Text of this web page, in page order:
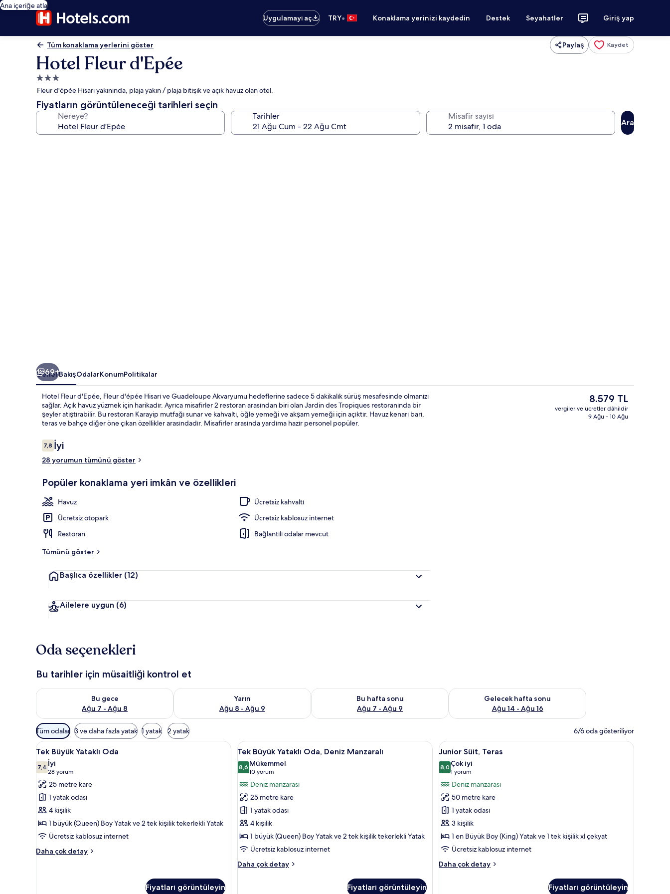
Ana içeriğe atla
Uygulamayı aç
TRY• Konaklama yerinizi kaydedin Destek Seyahatler Giriş yap
Tüm konaklama yerlerini göster Paylaş Kaydet
Hotel Fleur d'Epée
3.0
yıldızlı
konaklama
yeri
Fleur d'épée Hisarı yakınında, plaja yakın / plaja bitişik ve açık havuz olan otel.
Fiyatların görüntüleneceği tarihleri seçin
Nereye? Tarihler Misafir sayısı
Ara
Dış mekân
Barbekü/piknik alanı
69+
Genel BakışOdalarKonumPolitikalar
Hotel Fleur d'Epée, Fleur d'épée Hisarı ve Guadeloupe Akvaryumu hedeflerine sadece 5 dakikalık sürüş mesafesinde olmanızı
sağlar. Açık havuz yüzmek için harikadır. Ayrıca misafirler 2 restoran arasından biri olan Jardin des Tropiques restoranında bir
şeyler atıştırabilir. Bu restoran Karayip mutfağı sunar ve kahvaltı, öğle yemeği ve akşam yemeği için açıktır. Havuz kenarı barı,
teras ve bahçe diğer öne çıkan özellikler arasındadır. Misafirler arasında yardıma hazır personel popüler.
Yorumlar
7,87,8/10
İyi
28 yorumun tümünü göster
Popüler konaklama yeri imkân ve özellikleri
Havuz
Ücretsiz kahvaltı
Ücretsiz otopark
Ücretsiz kablosuz internet
Restoran
Bağlantılı odalar mevcut
Tümünü göster
Başlıca özellikler (12)
Ailelere uygun (6)
Şu
anki
fiyat
8.579 TL
vergiler ve ücretler dâhildir
9 Ağu - 10 Ağu
Oda seçenekleri
Bu tarihler için müsaitliği kontrol et
Bu gece
Ağu 7 - Ağu 8
Bu gece için müsaitliği kontrol et Ağu 7 - Ağu 8
Yarın
Ağu 8 - Ağu 9
Yarın için müsaitliği kontrol et Ağu 8 - Ağu 9
Bu hafta sonu
Ağu 7 - Ağu 9
Bu hafta sonu için müsaitliği kontrol et Ağu 7 - Ağu 9
Gelecek hafta sonu
Ağu 14 - Ağu 16
Önümüzdeki hafta sonu için müsaitliği kontrol et Ağu 14 -
Odalar
için
mevcut
filtreler
Tüm odalar 3 ve daha fazla yatak 1 yatak 2 yatak 6/6 oda gösteriliyor
Tek
Büyük
Yataklı
Oda
için
tüm
fotoğrafları
görün
Tek Büyük Yataklı Oda | Kaliteli yatak takımı, kuştüyü yorgan, odada kasa, masa
11
Tek Büyük Yataklı Oda
7,47,4 / 10
İyi
28 yorum
(28
yorum)
25 metre kare
1 yatak odası
4 kişilik
1 büyük (Queen) Boy Yatak ve 2 tek kişilik tekerlekli Yatak
Ücretsiz kablosuz internet
Daha çok detay
Tek
Fiyatları görüntüleyin
Tek
Büyük
Yataklı
Oda,
Deniz
Manzaralı
için
tüm
fotoğrafları
görün
Tek Büyük Yataklı Oda, Deniz Manzaralı | Kaliteli yatak takımı, kuştüyü yorgan, odada kasa, masa
11
Tek Büyük Yataklı Oda, Deniz Manzaralı
8,68,6 / 10
Mükemmel
10 yorum
(10
yorum)
Deniz manzarası
25 metre kare
1 yatak odası
4 kişilik
1 büyük (Queen) Boy Yatak ve 2 tek kişilik tekerlekli Yatak
Ücretsiz kablosuz internet
Daha çok detay
Tek
Fiyatları görüntüleyin
Junior
Süit,
Teras
için
tüm
fotoğrafları
görün
Junior Süit, Teras | Kaliteli yatak takımı,
10
Junior Süit, Teras
8,08,0 / 10
Çok iyi
1 yorum
(1
yorum)
Deniz manzarası
50 metre kare
1 yatak odası
3 kişilik
1 en Büyük Boy (King) Yatak ve 1 tek kişilik xl çekyat
Ücretsiz kablosuz internet
Daha çok detay
Junior
Fiyatları görüntüleyin